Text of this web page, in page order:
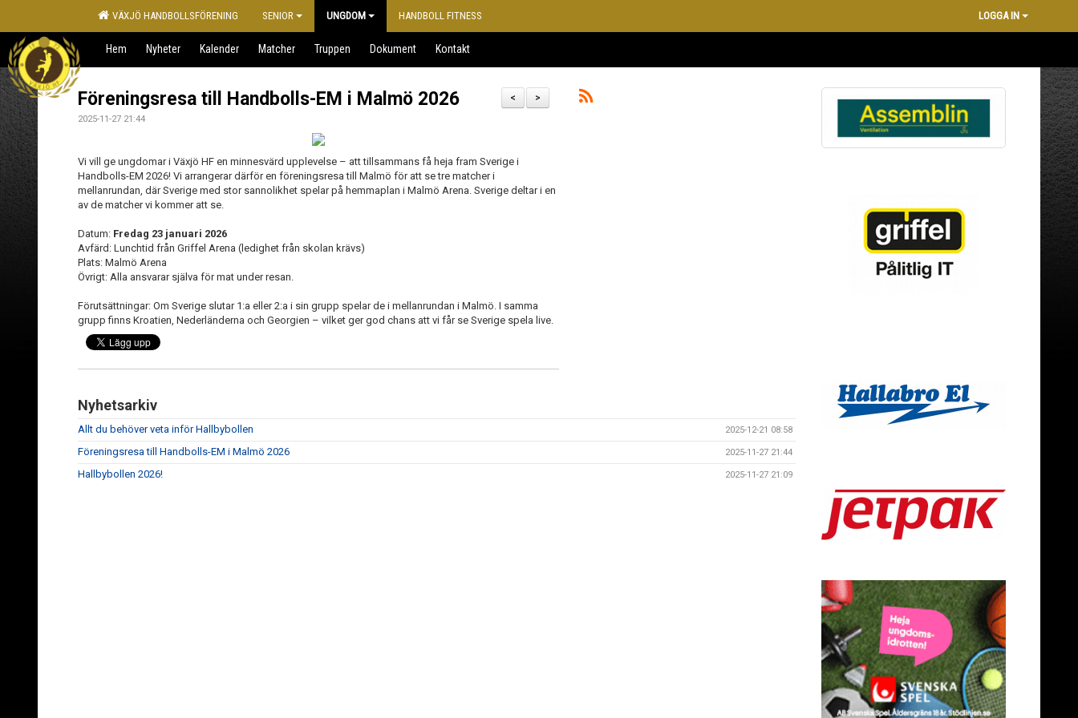
VÄXJÖ HANDBOLLSFÖRENING SENIOR UNGDOM HANDBOLL FITNESS LOGGA IN
Hem Nyheter Kalender Matcher Truppen Dokument Kontakt
>
<
Föreningsresa till Handbolls-EM i Malmö 2026
2025-11-27 21:44
Vi vill ge ungdomar i Växjö HF en minnesvärd upplevelse – att tillsammans få heja fram Sverige i
Handbolls-EM 2026! Vi arrangerar därför en föreningsresa till Malmö för att se tre matcher i
mellanrundan, där Sverige med stor sannolikhet spelar på hemmaplan i Malmö Arena. Sverige deltar i en
av de matcher vi kommer att se.
Datum: Fredag 23 januari 2026
Avfärd: Lunchtid från Griffel Arena (ledighet från skolan krävs)
Plats: Malmö Arena
Övrigt: Alla ansvarar själva för mat under resan.
Förutsättningar: Om Sverige slutar 1:a eller 2:a i sin grupp spelar de i mellanrundan i Malmö. I samma
grupp finns Kroatien, Nederländerna och Georgien – vilket ger god chans att vi får se Sverige spela live.
Nyhetsarkiv
Allt du behöver veta inför Hallbybollen 2025-12-21 08:58
Föreningsresa till Handbolls-EM i Malmö 2026 2025-11-27 21:44
Hallbybollen 2026! 2025-11-27 21:09